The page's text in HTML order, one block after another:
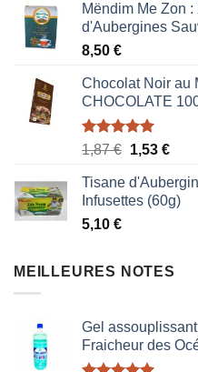
Mëndim Me Zon
d'Aubergines
8,50 €
Chocolat Noir au
CHOCOLATE
Note5.00
1,87€ Le
initial
était :
1,53 €Le
est :
Tisane
Infusettes (60g)
5,10 €
MEILLEURES NOTES
Gel
Fraicheur des